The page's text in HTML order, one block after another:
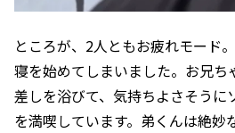
ところが、2人ともお疲れモード
寝を始めてしまいました。お兄ち
差しを浴びて、気持ちよさそうに
を満喫しています。弟くんは絶妙